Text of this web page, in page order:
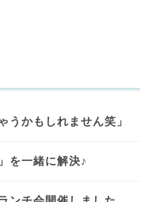
うかもしれません笑」
を一緒に解決♪